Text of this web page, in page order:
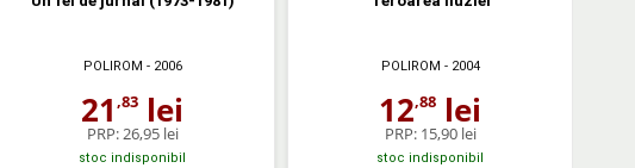
POLIROM - 2006
21 ,83 lei
PRP:26,95 lei
stoc indisponibil
POLIROM - 2004
12,88 lei
PRP: 15,90 lei
stoc indisponibil